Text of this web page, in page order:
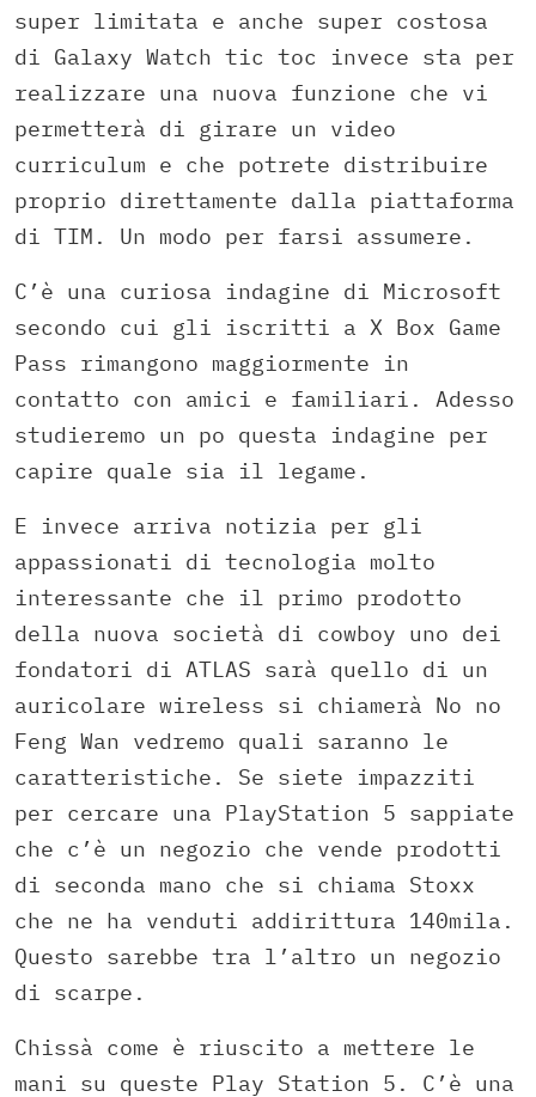
super limitata e anche super costosa
di Galaxy Watch tic toc invece sta per
realizzare una nuova funzione che vi
permetterà di girare un video
curriculum e che potrete distribuire
proprio direttamente dalla piattaforma
di TIM. Un modo per farsi assumere.
C’è una curiosa indagine di Microsoft
secondo cui gli iscritti a X Box Game
Pass rimangono maggiormente in
contatto con amici e familiari. Adesso
studieremo un po questa indagine per
capire quale sia il legame.
E invece arriva notizia per gli
appassionati di tecnologia molto
interessante che il primo prodotto
della nuova società di cowboy uno dei
fondatori di ATLAS sarà quello di un
auricolare wireless si chiamerà No no
Feng Wan vedremo quali saranno le
caratteristiche. Se siete impazziti
per cercare una PlayStation 5 sappiate
che c’è un negozio che vende prodotti
di seconda mano che si chiama Stoxx
che ne ha venduti addirittura 140mila.
Questo sarebbe tra l’altro un negozio
di scarpe.
Chissà come è riuscito a mettere le
mani su queste Play Station 5. C’è una